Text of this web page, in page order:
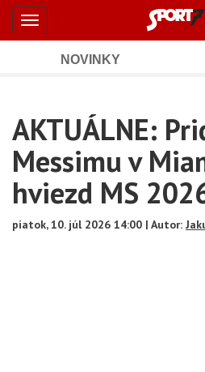
Šport7.sk
-
spravodajstvo
a
výsledky
Skočiť
hlavný
Toggle
navigation
Navigation
NOVINKY
Main
Content
AKTUÁLNE:
Messimu v
hviezd MS
piatok, 10. júl 2026 14:00 | Autor: